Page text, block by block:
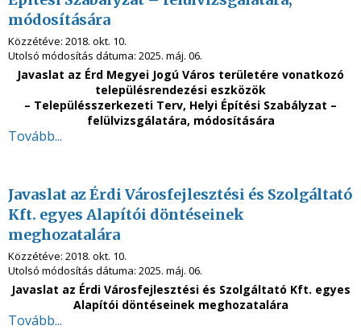
módosítására
Közzétéve: 2018. okt. 10.
Utolsó módosítás dátuma: 2025. máj. 06.
Javaslat az Érd Megyei Jogú Város területére vonatkozó
településrendezési eszközök
– Településszerkezeti Terv, Helyi Építési Szabályzat –
felülvizsgálatára, módosítására
Tovább...
Javaslat az Érdi Városfejlesztési és Szolgáltató
Kft. egyes Alapítói döntéseinek
meghozatalára
Közzétéve: 2018. okt. 10.
Utolsó módosítás dátuma: 2025. máj. 06.
Javaslat az Érdi Városfejlesztési és Szolgáltató Kft. egyes
Alapítói döntéseinek meghozatalára
Tovább...